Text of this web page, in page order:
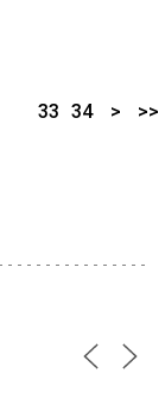
33 34 > >>